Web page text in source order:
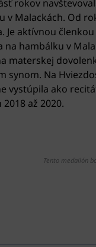
rokov
v Malackách. Od
Je aktívnou
na hambálku v
materskej
synom. Na
vystúpila ako
až 2020.
Tento medailón